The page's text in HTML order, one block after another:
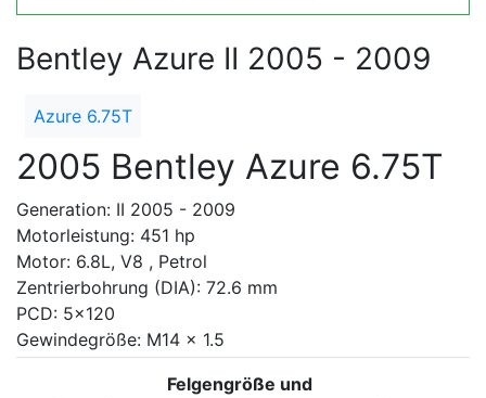
Bentley Azure II 2005 - 2009
Azure 6.75T
2005 Bentley Azure 6.75T
Generation: II 2005 - 2009
Motorleistung: 451 hp
Motor: 6.8L, V8 , Petrol
Zentrierbohrung (DIA): 72.6 mm
PCD: 5x120
Gewindegröße: M14 x 1.5
Felgengröße und